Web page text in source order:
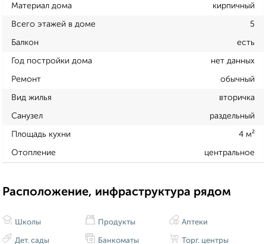
Материал дома кирпичный
Всего этажей в доме 5
Балкон есть
Год постройки дома нет данных
Ремонт обычный
Вид жилья вторичка
Санузел раздельный
Площадь кухни 4 м²
Отопление центральное
Расположение, инфраструктура рядом
Школы
Дет. сады
Продукты
Банкоматы
Аптеки
Торг. центры